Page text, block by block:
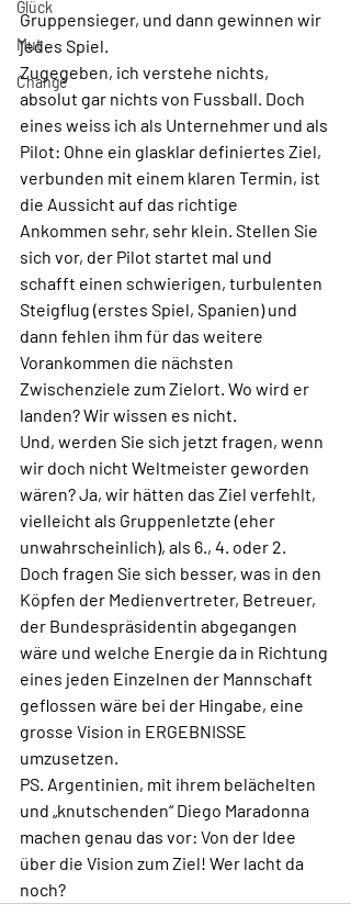
Glück
Mut
Change
Gruppensieger, und dann gewinnen wir
jedes Spiel.
Zugegeben, ich verstehe nichts,
absolut gar nichts von Fussball. Doch
eines weiss ich als Unternehmer und als
Pilot: Ohne ein glasklar definiertes Ziel,
verbunden mit einem klaren Termin, ist
die Aussicht auf das richtige
Ankommen sehr, sehr klein. Stellen Sie
sich vor, der Pilot startet mal und
schafft einen schwierigen, turbulenten
Steigflug (erstes Spiel, Spanien) und
dann fehlen ihm für das weitere
Vorankommen die nächsten
Zwischenziele zum Zielort. Wo wird er
landen? Wir wissen es nicht.
Und, werden Sie sich jetzt fragen, wenn
wir doch nicht Weltmeister geworden
wären? Ja, wir hätten das Ziel verfehlt,
vielleicht als Gruppenletzte (eher
unwahrscheinlich), als 6., 4. oder 2.
Doch fragen Sie sich besser, was in den
Köpfen der Medienvertreter, Betreuer,
der Bundespräsidentin abgegangen
wäre und welche Energie da in Richtung
eines jeden Einzelnen der Mannschaft
geflossen wäre bei der Hingabe, eine
grosse Vision in ERGEBNISSE
umzusetzen.
PS. Argentinien, mit ihrem belächelten
und „knutschenden“ Diego Maradonna
machen genau das vor: Von der Idee
über die Vision zum Ziel! Wer lacht da
noch?